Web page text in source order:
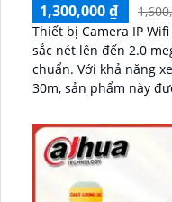
1,300,000 ₫
Thiết bị Camera IP
sắc nét lên đến 2.0
chuẩn. Với khả năng xem ban đêm Hồng Ngoại lên tới
30m, sản phẩm này